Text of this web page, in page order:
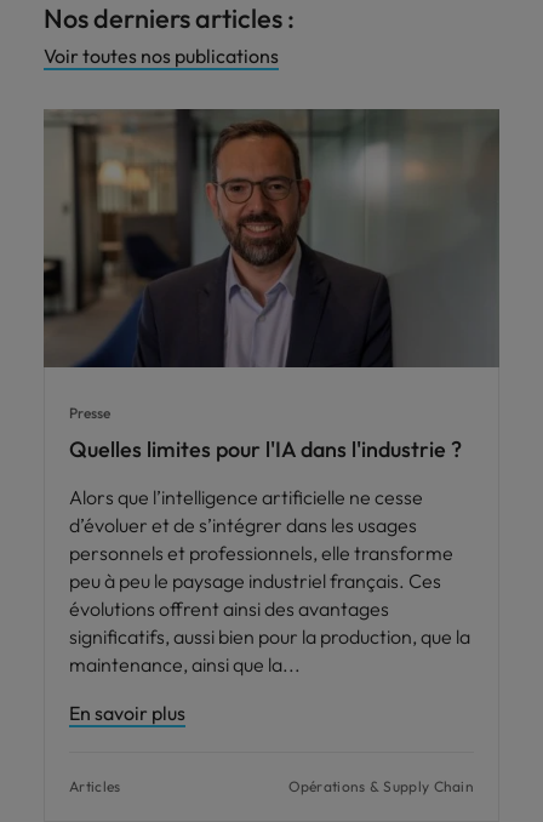
Nos derniers articles :
Voir toutes nos publications
Presse
Quelles limites pour l'IA dans l'industrie ?
Alors que l’intelligence artificielle ne cesse
d’évoluer et de s’intégrer dans les usages
personnels et professionnels, elle transforme
peu à peu le paysage industriel français. Ces
évolutions offrent ainsi des avantages
significatifs, aussi bien pour la production, que la
maintenance, ainsi que la
En savoir plus
Articles Opérations & Supply Chain